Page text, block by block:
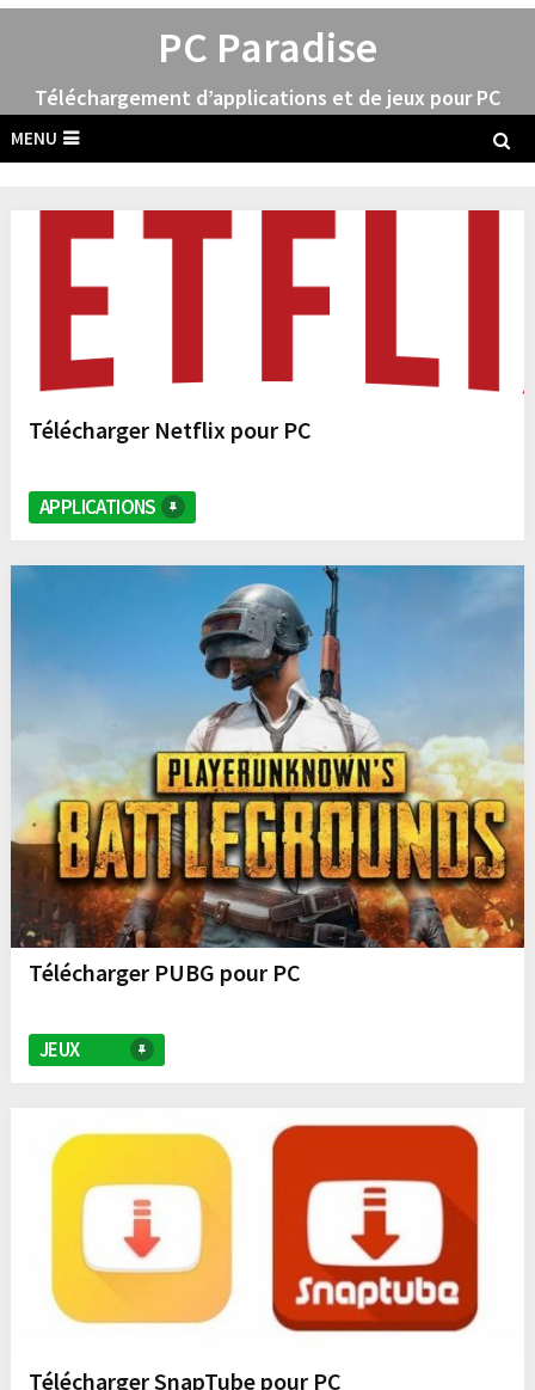
PC Paradise
Téléchargement d’applications et de jeux pour PC
MENU
Télécharger Netflix pour PC
APPLICATIONS
Télécharger PUBG pour PC
JEUX
Télécharger SnapTube pour PC